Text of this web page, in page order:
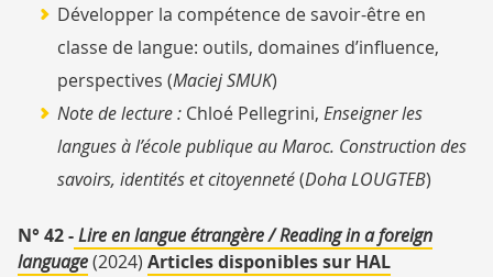
Développer la compétence de savoir-être en
classe de langue: outils, domaines d’influence,
perspectives (Maciej SMUK)
Note de lecture : Chloé Pellegrini, Enseigner les
langues à l’école publique au Maroc. Construction des
savoirs, identités et citoyenneté(Doha LOUGTEB)
N° 42 -Lire en langue étrangère / Reading in a foreign
language(2024) Articles disponibles sur HAL